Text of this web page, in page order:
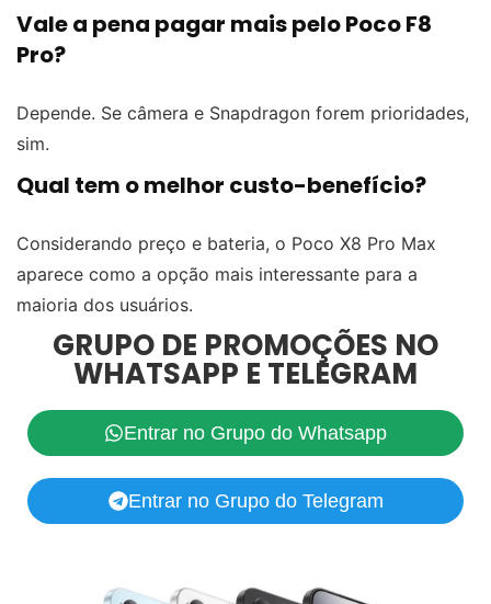
Vale a pena pagar mais pelo Poco F8
Pro?
Depende. Se câmera e Snapdragon forem prioridades,
sim.
Qual tem o melhor custo-benefício?
Considerando preço e bateria, o Poco X8 Pro Max
aparece como a opção mais interessante para a
maioria dos usuários.
GRUPO DE PROMOÇÕES NO
WHATSAPP E TELEGRAM
Entrar no Grupo do Whatsapp
Entrar no Grupo do Telegram